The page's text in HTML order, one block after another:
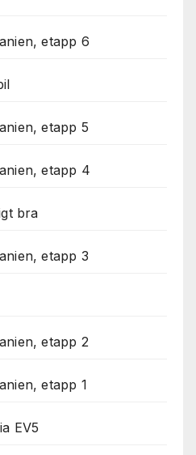
etapp 6
etapp 5
etapp 4
bra
etapp 3
etapp 2
etapp 1
EV5